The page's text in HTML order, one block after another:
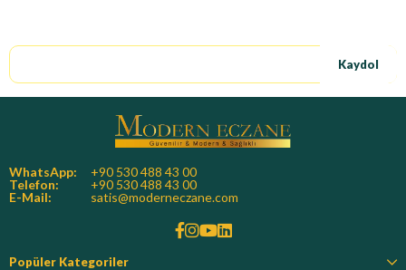
Kaydol
WhatsApp:
+90 530 488 43 00
Telefon:
+90 530 488 43 00
E-Mail:
satis@moderneczane.com
Popüler Kategoriler